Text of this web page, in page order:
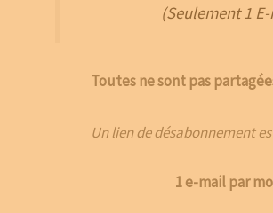
(Seulement 1
Toutes ne sont pas
Un lien de désabonnement
1 e-mail par